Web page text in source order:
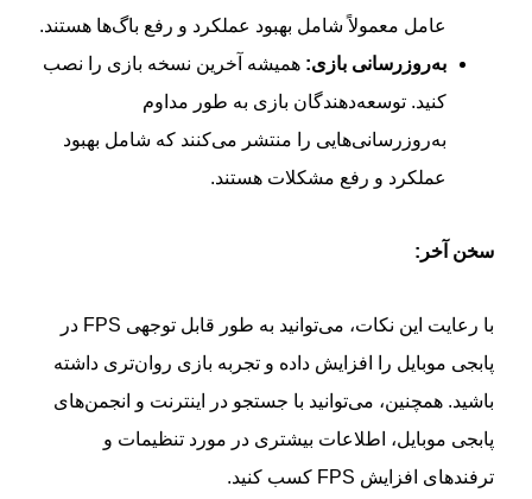
عامل معمولاً شامل بهبود عملکرد و رفع باگ‌ها هستند.
به‌روزرسانی بازی: همیشه آخرین نسخه بازی را نصب
کنید. توسعه‌دهندگان بازی به طور مداوم
به‌روزرسانی‌هایی را منتشر می‌کنند که شامل بهبود
عملکرد و رفع مشکلات هستند.
سخن آخر:
با رعایت این نکات، می‌توانید به طور قابل توجهی FPS در
پابجی موبایل را افزایش داده و تجربه بازی روان‌تری داشته
باشید. همچنین، می‌توانید با جستجو در اینترنت و انجمن‌های
پابجی موبایل، اطلاعات بیشتری در مورد تنظیمات و
ترفندهای افزایش FPS کسب کنید.